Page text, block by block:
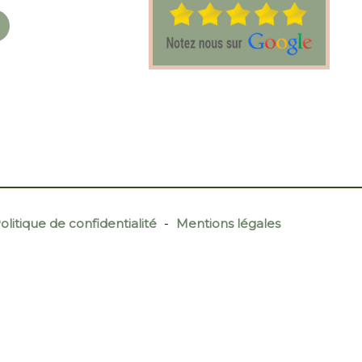
de confidentialité - Mentions légales